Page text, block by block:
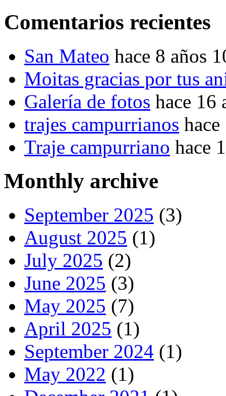
Comentarios recientes
San Mateo hace 8 años
Moitas gracias por tus
Galería de fotos hace 16
trajes campurrianos
Traje campurriano hace
Monthly archive
September 2025 (3)
August 2025 (1)
July 2025 (2)
June 2025 (3)
May 2025 (7)
April 2025 (1)
September 2024 (1)
May 2022 (1)